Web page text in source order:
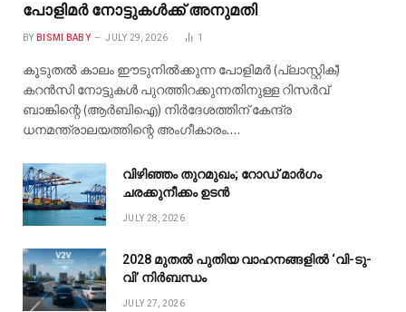
പോളിമർ നോട്ടുകൾക്ക് അനുമതി
BY BISMI BABY JULY 29, 2026 1
കൂടുതൽ കാലം ഈടുനിൽക്കുന്ന പോളിമർ (പ്ലാസ്റ്റിക്)
കറൻസി നോട്ടുകൾ പുറത്തിറക്കുന്നതിനുള്ള റിസർവ്
ബാങ്കിന്റെ (ആർബിഐ) നിർദേശത്തിന് കേന്ദ്ര
ധനമന്ത്രാലയത്തിന്റെ അംഗീകാരം.…
വിഴിഞ്ഞം തുറമുഖം; റോഡ് മാർഗം
ചരക്കുനീക്കം ഉടൻ
JULY 28, 2026
2028 മുതൽ പുതിയ വാഹനങ്ങളിൽ ‘വി-ടു-
വി’ നിർബന്ധം
JULY 27, 2026